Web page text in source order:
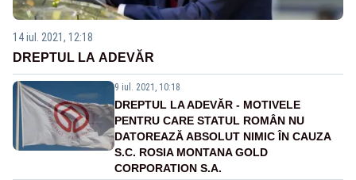
14 iul. 2021, 12:18
DREPTUL LA ADEVĂR
9 iul. 2021, 10:18
DREPTUL LA ADEVĂR - MOTIVELE
PENTRU CARE STATUL ROMÂN NU
DATOREAZĂ ABSOLUT NIMIC ÎN CAUZA
S.C. ROSIA MONTANA GOLD
CORPORATION S.A.